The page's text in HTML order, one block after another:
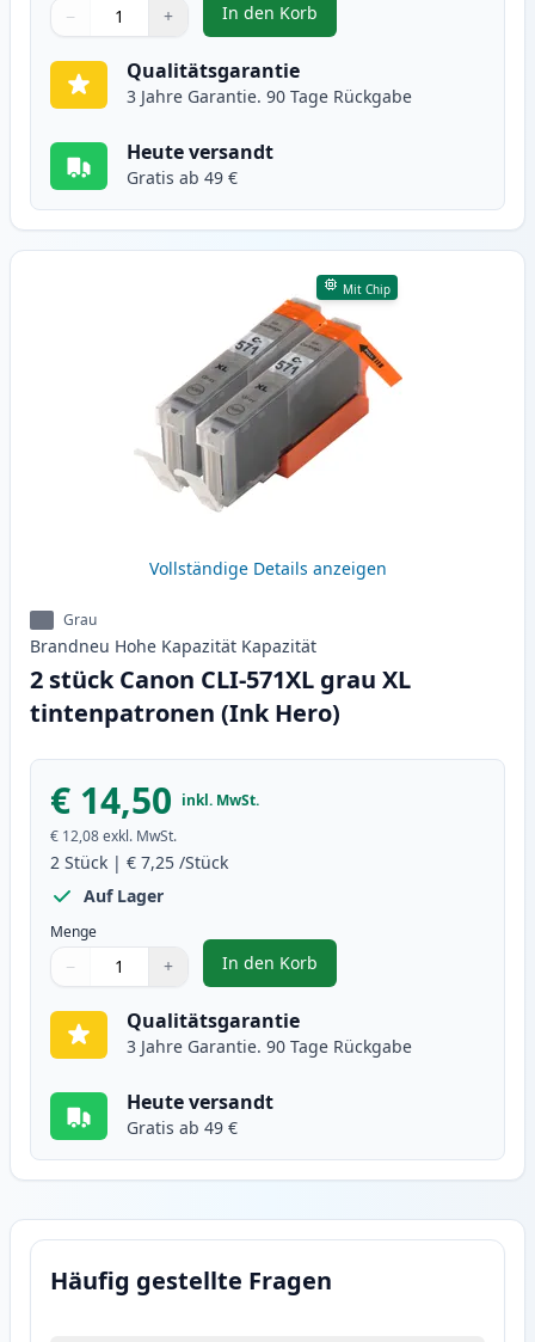
Verwenden Sie die Tasten, um anzupassen
− +
1
In den Korb
, 2 stück Canon CLI-571XL gelb
Qualitätsgarantie
3 Jahre Garantie. 90 Tage Rückgabe
Heute versandt
Gratis ab 49 €
Mit Chip
Vollständige Details anzeigen
Grau
Brandneu Hohe Kapazität Kapazität
2 stück Canon CLI-571XL grau XL
tintenpatronen (Ink Hero)
€ 14,50 inkl. MwSt.
€ 12,08exkl. MwSt.
2 Stück | € 7,25 /Stück
Auf Lager
Menge
Verwenden Sie die Tasten, um anzupassen
− +
1
In den Korb
, 2 stück Canon CLI-571XL grau
Qualitätsgarantie
3 Jahre Garantie. 90 Tage Rückgabe
Heute versandt
Gratis ab 49 €
Häufig gestellte Fragen